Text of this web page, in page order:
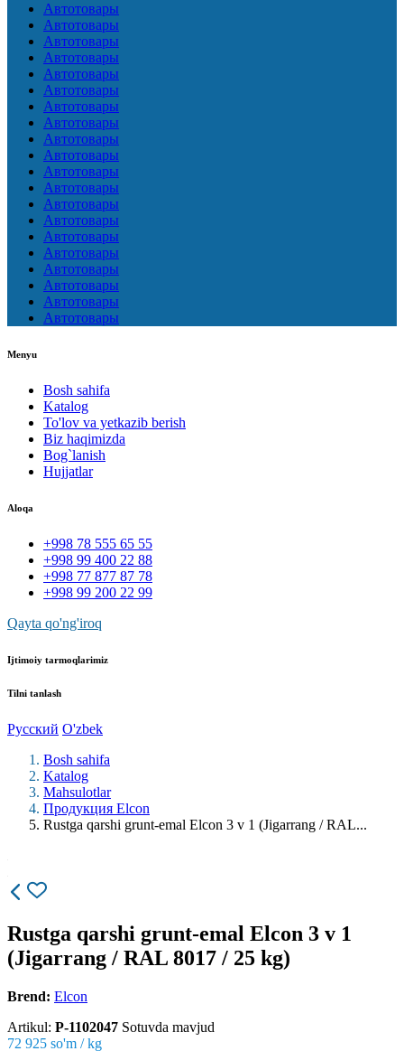
Автотовары
Автотовары
Автотовары
Автотовары
Автотовары
Автотовары
Автотовары
Автотовары
Автотовары
Автотовары
Автотовары
Автотовары
Автотовары
Автотовары
Автотовары
Автотовары
Автотовары
Автотовары
Автотовары
Автотовары
Menyu
Bosh sahifa
Katalog
To'lov va yetkazib berish
Biz haqimizda
Bog`lanish
Hujjatlar
Aloqa
+998 78 555 65 55
+998 99 400 22 88
+998 77 877 87 78
+998 99 200 22 99
Qayta qo'ng'iroq
Ijtimoiy tarmoqlarimiz
Tilni tanlash
Русский O'zbek
Bosh sahifa
Katalog
Mahsulotlar
Продукция Elcon
Rustga qarshi grunt-emal Elcon 3 v 1 (Jigarrang / RAL...
Rustga qarshi grunt-emal Elcon 3 v 1
(Jigarrang / RAL 8017 / 25 kg)
Brend: Elcon
Artikul: P-1102047 Sotuvda mavjud
72 925 so'm / kg